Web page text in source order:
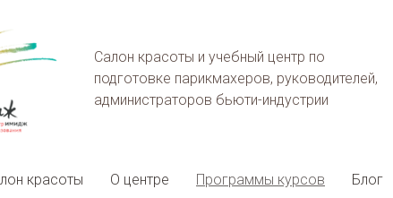
Салон красоты и учебный центр по
подготовке парикмахеров, руководителей,
администраторов бьюти-индустрии
красоты О центре Программы курсов Блог